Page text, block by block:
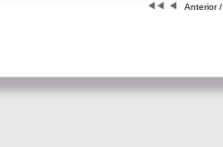
Anterior /